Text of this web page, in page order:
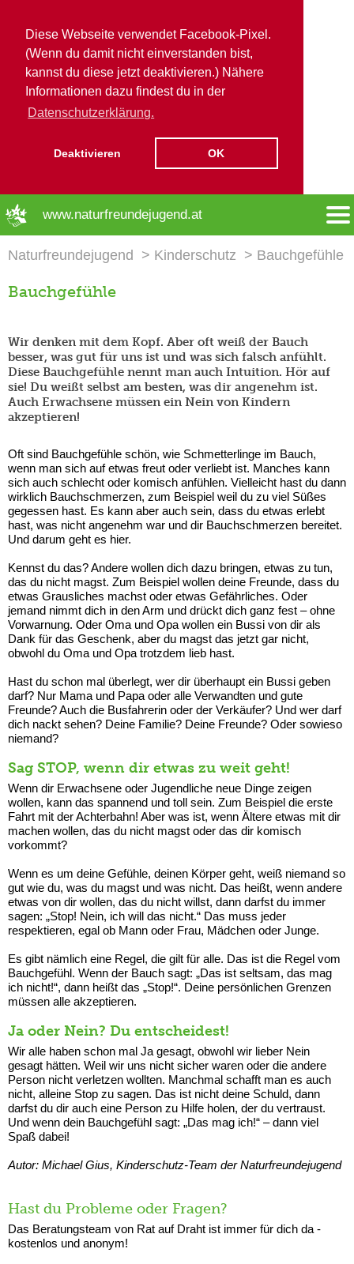
Diese Webseite verwendet Facebook-Pixel.
(Wenn du damit nicht einverstanden bist,
kannst du diese jetzt deaktivieren.) Nähere
Informationen dazu findest du in der
Datenschutzerklärung.
Deaktivieren OK
www.naturfreundejugend.at
Naturfreundejugend Kinderschutz Bauchgefühle
Bauchgefühle
Wir denken mit dem Kopf. Aber oft weiß der Bauch
besser, was gut für uns ist und was sich falsch anfühlt.
Diese Bauchgefühle nennt man auch Intuition. Hör auf
sie! Du weißt selbst am besten, was dir angenehm ist.
Auch Erwachsene müssen ein Nein von Kindern
akzeptieren!
Oft sind Bauchgefühle schön, wie Schmetterlinge im Bauch,
wenn man sich auf etwas freut oder verliebt ist. Manches kann
sich auch schlecht oder komisch anfühlen. Vielleicht hast du dann
wirklich Bauchschmerzen, zum Beispiel weil du zu viel Süßes
gegessen hast. Es kann aber auch sein, dass du etwas erlebt
hast, was nicht angenehm war und dir Bauchschmerzen bereitet.
Und darum geht es hier.
Kennst du das? Andere wollen dich dazu bringen, etwas zu tun,
das du nicht magst. Zum Beispiel wollen deine Freunde, dass du
etwas Grausliches machst oder etwas Gefährliches. Oder
jemand nimmt dich in den Arm und drückt dich ganz fest – ohne
Vorwarnung. Oder Oma und Opa wollen ein Bussi von dir als
Dank für das Geschenk, aber du magst das jetzt gar nicht,
obwohl du Oma und Opa trotzdem lieb hast.
Hast du schon mal überlegt, wer dir überhaupt ein Bussi geben
darf? Nur Mama und Papa oder alle Verwandten und gute
Freunde? Auch die Busfahrerin oder der Verkäufer? Und wer darf
dich nackt sehen? Deine Familie? Deine Freunde? Oder sowieso
niemand?
Sag STOP, wenn dir etwas zu weit geht!
Wenn dir Erwachsene oder Jugendliche neue Dinge zeigen
wollen, kann das spannend und toll sein. Zum Beispiel die erste
Fahrt mit der Achterbahn! Aber was ist, wenn Ältere etwas mit dir
machen wollen, das du nicht magst oder das dir komisch
vorkommt?
Wenn es um deine Gefühle, deinen Körper geht, weiß niemand so
gut wie du, was du magst und was nicht. Das heißt, wenn andere
etwas von dir wollen, das du nicht willst, dann darfst du immer
sagen: „Stop! Nein, ich will das nicht.“ Das muss jeder
respektieren, egal ob Mann oder Frau, Mädchen oder Junge.
Es gibt nämlich eine Regel, die gilt für alle. Das ist die Regel vom
Bauchgefühl. Wenn der Bauch sagt: „Das ist seltsam, das mag
ich nicht!“, dann heißt das „Stop!“. Deine persönlichen Grenzen
müssen alle akzeptieren.
Ja oder Nein? Du entscheidest!
Wir alle haben schon mal Ja gesagt, obwohl wir lieber Nein
gesagt hätten. Weil wir uns nicht sicher waren oder die andere
Person nicht verletzen wollten. Manchmal schafft man es auch
nicht, alleine Stop zu sagen. Das ist nicht deine Schuld, dann
darfst du dir auch eine Person zu Hilfe holen, der du vertraust.
Und wenn dein Bauchgefühl sagt: „Das mag ich!“ – dann viel
Spaß dabei!
Autor: Michael Gius, Kinderschutz-Team der Naturfreundejugend
Hast du Probleme oder Fragen?
Das Beratungsteam von Rat auf Draht ist immer für dich da -
kostenlos und anonym!